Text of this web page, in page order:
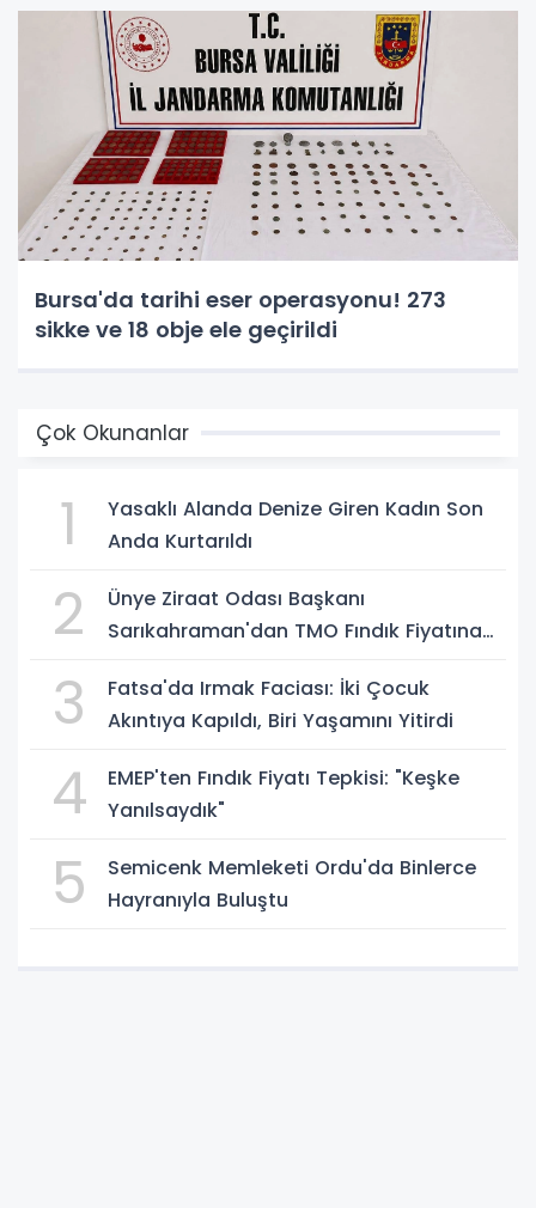
Bursa'da tarihi eser operasyonu! 273
sikke ve 18 obje ele geçirildi
Çok Okunanlar
1
Yasaklı Alanda Denize Giren Kadın Son
Anda Kurtarıldı
2
Ünye Ziraat Odası Başkanı
Sarıkahraman'dan TMO Fındık Fiyatına
3
Fatsa'da Irmak Faciası: İki Çocuk
Akıntıya Kapıldı, Biri Yaşamını Yitirdi
4
EMEP'ten Fındık Fiyatı Tepkisi: "Keşke
Yanılsaydık"
5
Semicenk Memleketi Ordu'da Binlerce
Hayranıyla Buluştu